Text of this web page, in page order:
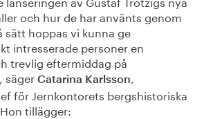
och hur de har använts genom
sätt hoppas vi kunna ge
intresserade personer en
trevlig eftermiddag på
säger Catarina Karlsson,
för Jernkontorets bergshistoriska
tillägger: